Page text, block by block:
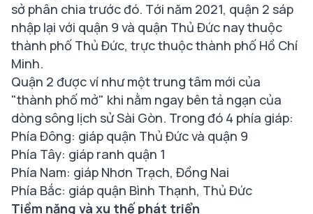
sở phân chia trước đó. Tới năm 2021, quận 2 sáp
nhập lại với quận 9 và quận Thủ Đức nay thuộc
thành phố Thủ Đức, trực thuộc thành phố Hồ Chí
Minh.
Quận 2 được ví như một trung tâm mới của
"thành phố mở" khi nằm ngay bên tả ngạn của
dòng sông lịch sử Sài Gòn. Trong đó 4 phía giáp:
Phía Đông: giáp quận Thủ Đức và quận 9
Phía Tây: giáp ranh quận 1
Phía Nam: giáp Nhơn Trạch, Đồng Nai
Phía Bắc: giáp quận Bình Thạnh, Thủ Đức
Tiềm năng và xu thế phát triển